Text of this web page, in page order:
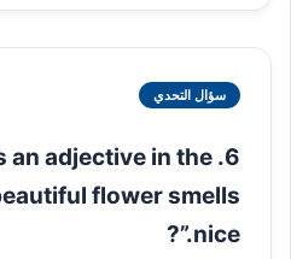
سؤال التحدي
an adjective in the
flower smells
nice.”?